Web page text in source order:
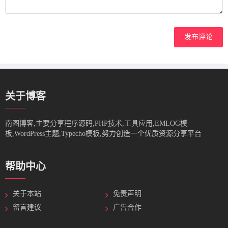
发布评论
关于博客
南图博客,主要分享程序源码,PHP技术,工具应用,EMLOG模
板,WordPress主题,Typecho模板,努力创造一个优质资源分享平台
帮助中心
关于本站
免责声明
留言建议
广告合作